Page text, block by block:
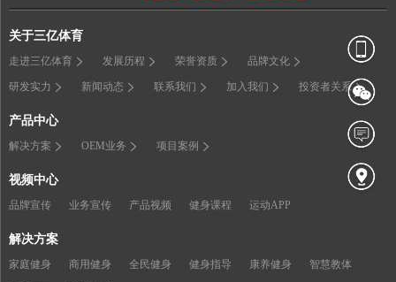
关于三亿体育
走进三亿体育 发展历程 荣誉资质 品牌文化
研发实力 新闻动态 联系我们 加入我们 投资者关系
产品中心
解决方案 OEM业务 项目案例
视频中心
品牌宣传 业务宣传 产品视频 健身课程 运动APP
解决方案
家庭健身 商用健身 全民健身 健身指导 康养健身 智慧教体